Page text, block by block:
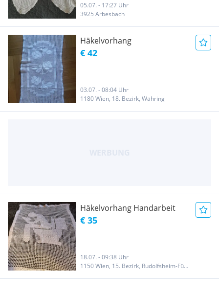
05.07. - 17:27 Uhr
3925 Arbesbach
Häkelvorhang
€ 42
03.07. - 08:04 Uhr
1180 Wien, 18. Bezirk, Währing
Häkelvorhang Handarbeit
€ 35
18.07. - 09:38 Uhr
1150 Wien, 15. Bezirk, Rudolfsheim-Fünfhaus